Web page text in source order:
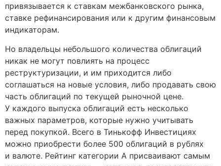
привязывается к ставкам межбанковского рынка,
ставке рефинансирования или к другим финансовым
индикаторам.
Но владельцы небольшого количества облигаций
никак не могут повлиять на процесс
реструктуризации, и им приходится либо
соглашаться на новые условия, либо продавать свою
часть облигаций по текущей рыночной цене.
У каждого выпуска облигаций есть несколько
важных параметров, которые нужно учитывать
перед покупкой. Всего в Тинькофф Инвестициях
можно приобрести более 500 облигаций в рублях
и валюте. Рейтинг категории А присваивают самым